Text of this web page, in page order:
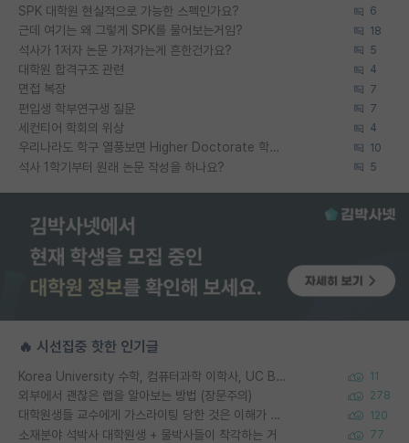
SPK 대학원 현실적으로 가능한 스펙인가요? 6
근데 여기는 왜 그렇게 SPK를 물어보는거임? 18
석사가 1저자 논문 가져가는게 흔한건가요? 5
대학원 합격구조 관련 4
면접 복장 7
편입생 학부연구생 질문 7
세컨티어 학회의 위상 4
우리나라도 학구 열풍보면 Higher Doctorate 학위가 필요하다고 봅니다. 10
석사 1학기부터 원래 논문 작성을 하나요? 5
🔥 시선집중 핫한 인기글
Korea University 수학, 컴퓨터과학 이학사, UC Berkeley 산업공학 대학원 공학박사가 되는 것은 쉽지 않겠죠? 11
외부에서 괜찮은 랩을 알아보는 방법 (장문주의) 278
대학원생들 교수에게 가스라이팅 당한 것은 이해가 갑니다. 안타깝네요. 120
소재분야 석박사 대학원생 + 물박사들이 착각하는 거 77